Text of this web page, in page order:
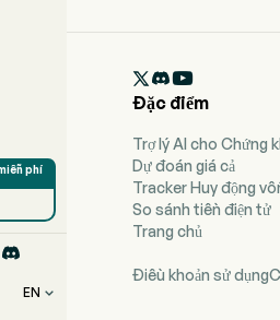
EN 

Đặc điểm
Trợ lý AI cho Chứng
Dự đoán giá cả
Tracker Huy động
So sánh tiền điện tử
Trang chủ
Điều khoản sử dụng